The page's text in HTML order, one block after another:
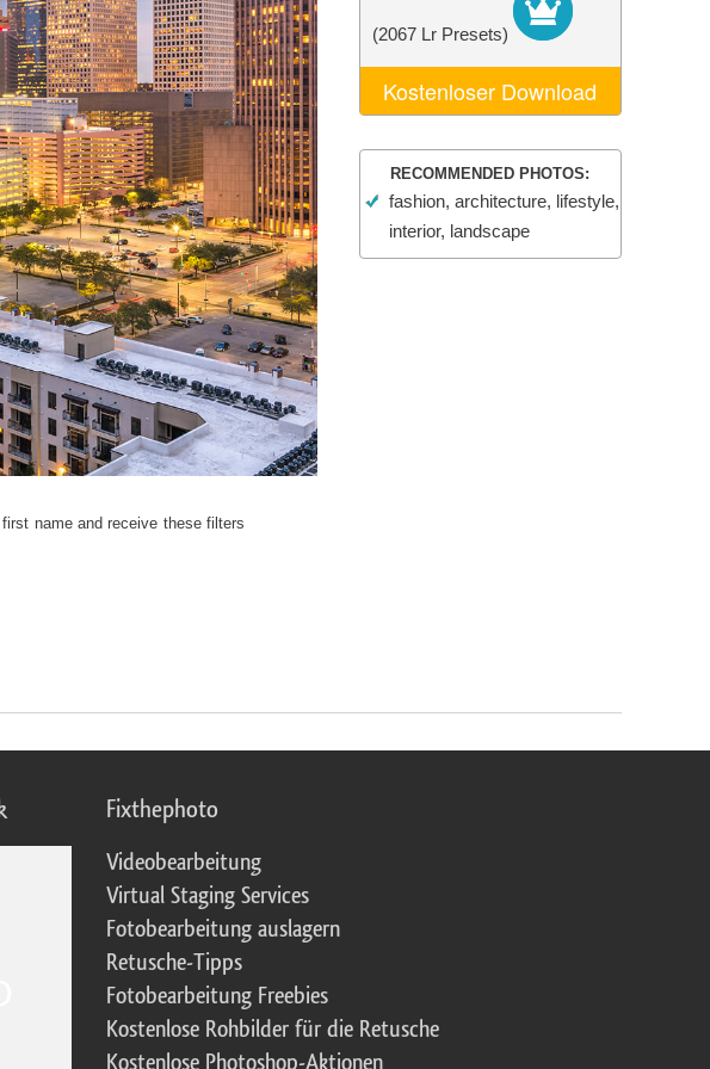
KI-Trainingsdaten Video Editing Services(2067 Lr Presets)
Kostenloser Download
RECOMMENDED PHOTOS:
fashion, architecture, lifestyle,
interior, landscape
name and receive these filters
Fixthephoto
Videobearbeitung
Virtual Staging Services
Fotobearbeitung auslagern
Retusche-Tipps
Fotobearbeitung Freebies
Kostenlose Rohbilder für die Retusche
Kostenlose Photoshop-Aktionen